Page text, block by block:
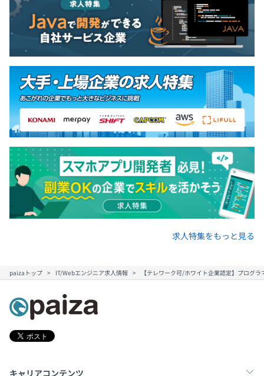
求人特集をもっと見る
paizaトップ IT/Webエンジニア求人情報 【テレワーク可/ホワイト企業認定】プログ
キャリアコンテンツ